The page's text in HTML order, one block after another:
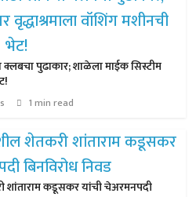
क्लबचा पुढाकार; शाळेला माईक सिस्टीम
1 min read
शांताराम कडूसकर यांची चेअरमनपदी